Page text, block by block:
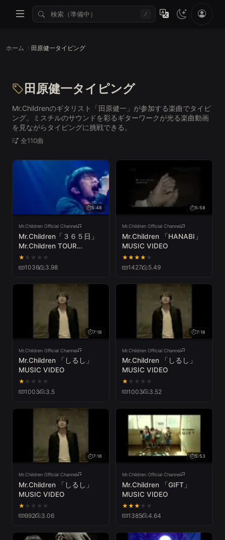
/
ホーム 田原健一タイピング
田原健一タイピング
Mr.Childrenのギタリスト「田原健一」が参加する楽曲でタイピ
ング。ミスチルのサウンドを彩るギターワークが光る楽曲動画
を見ながらタイピングに挑戦できる。
全110曲
5:48
Mr.Children Official Channel
Mr.Children「３６５日」
Mr.Children TOUR
POPSAURUS 2012
★ ★ ★ ★ ★
1036 3.98
5:58
Mr.Children Official Channel
Mr.Children 「HANABI」
MUSIC VIDEO
★★★★ ★
1427 5.49
7:18
Mr.Children Official Channel
Mr.Children 「しるし」
MUSIC VIDEO
★ ★ ★ ★ ★
1003 3.5
7:18
Mr.Children Official Channel
Mr.Children 「しるし」
MUSIC VIDEO
★ ★ ★ ★ ★
1003 3.52
7:18
Mr.Children Official Channel
Mr.Children 「しるし」
MUSIC VIDEO
★ ★ ★ ★ ★
992 3.06
5:53
Mr.Children Official Channel
Mr.Children 「GIFT」
MUSIC VIDEO
★★★ ★ ★
1385 4.64